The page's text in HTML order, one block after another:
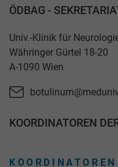
ÖDBAG -
Univ.-Klinik für
Währinger Gürtel 18-20
A-1090 Wien
KOORDINATOREN
KOORDINATOREN